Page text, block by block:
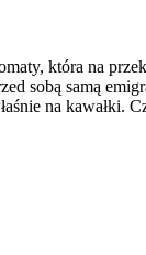
, która na
samą
na kawałki.